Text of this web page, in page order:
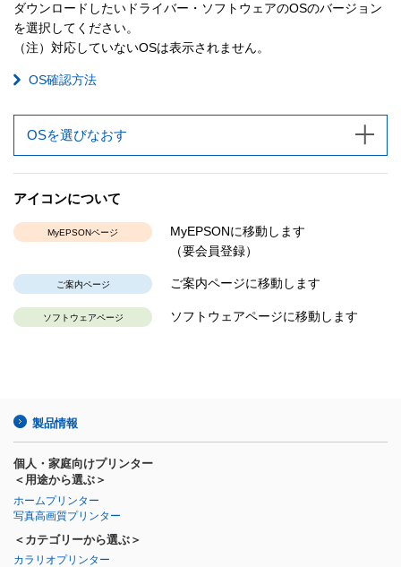
ダウンロードしたいドライバー・ソフトウェアのOSのバージョン
を選択してください。
（注）対応していないOSは表示されません。
OS確認方法
OSを選びなおす
アイコンについて
MyEPSONページ
MyEPSONに移動します
（要会員登録）
ご案内ページ ご案内ページに移動します
ソフトウェアページ ソフトウェアページに移動します
製品情報
個人・家庭向けプリンター
＜用途から選ぶ＞
ホームプリンター
写真高画質プリンター
＜カテゴリーから選ぶ＞
カラリオプリンター